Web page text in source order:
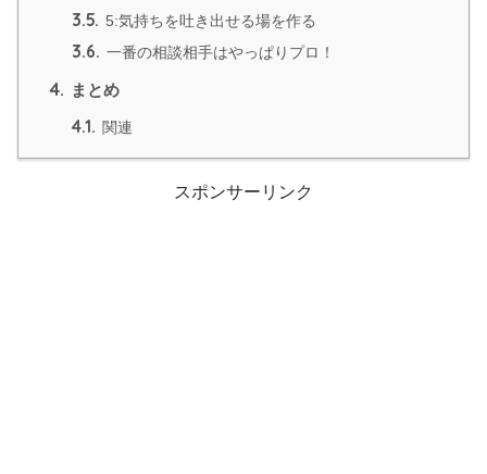
3.5. 5:気持ちを吐き出せる場を作る
3.6. 一番の相談相手はやっぱりプロ！
4. まとめ
4.1. 関連
スポンサーリンク